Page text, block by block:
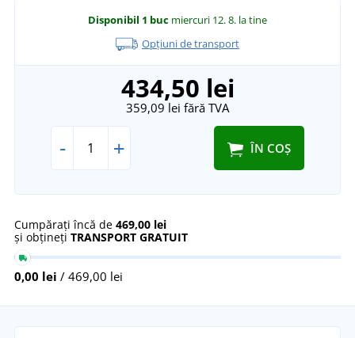
Disponibil 1 buc miercuri 12. 8. la tine
Opțiuni de transport
434,50 lei
359,09 lei fără TVA
- + ÎN COȘ
Cumpărați încă de 469,00 lei
și obțineți TRANSPORT GRATUIT
0,00 lei / 469,00 lei